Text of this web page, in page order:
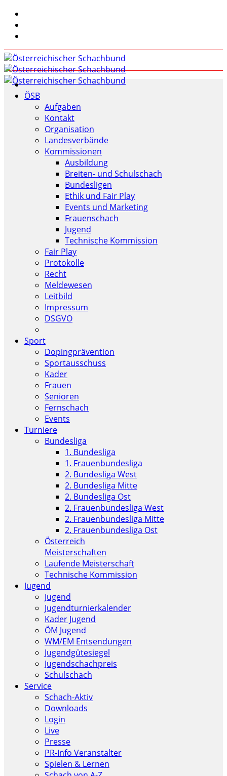
ÖSB
Aufgaben
Kontakt
Organisation
Landesverbände
Kommissionen
Ausbildung
Breiten- und Schulschach
Bundesligen
Ethik und Fair Play
Events und Marketing
Frauenschach
Jugend
Technische Kommission
Fair Play
Protokolle
Recht
Meldewesen
Leitbild
Impressum
DSGVO
Sport
Dopingprävention
Sportausschuss
Kader
Frauen
Senioren
Fernschach
Events
Turniere
Bundesliga
1. Bundesliga
1. Frauenbundesliga
2. Bundesliga West
2. Bundesliga Mitte
2. Bundesliga Ost
2. Frauenbundesliga West
2. Frauenbundesliga Mitte
2. Frauenbundesliga Ost
Österreich
Meisterschaften
Laufende Meisterschaft
Technische Kommission
Jugend
Jugend
Jugendturnierkalender
Kader Jugend
ÖM Jugend
WM/EM Entsendungen
Jugendgütesiegel
Jugendschachpreis
Schulschach
Service
Schach-Aktiv
Downloads
Login
Live
Presse
PR-Info Veranstalter
Spielen & Lernen